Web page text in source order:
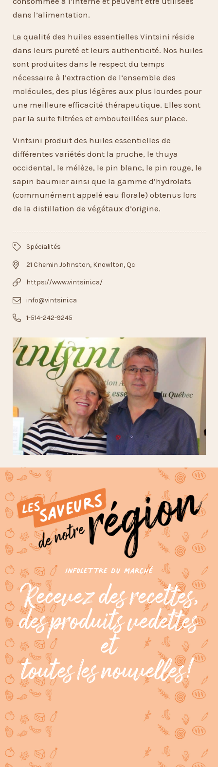
dans l’alimentation.
La qualité des huiles essentielles Vintsini réside
dans leurs pureté et leurs authenticité. Nos huiles
sont produites dans le respect du temps
nécessaire à l’extraction de l’ensemble des
molécules, des plus légères aux plus lourdes pour
une meilleure efficacité thérapeutique. Elles sont
par la suite filtrées et embouteillées sur place.
Vintsini produit des huiles essentielles de
différentes variétés dont la pruche, le thuya
occidental, le mélèze, le pin blanc, le pin rouge, le
sapin baumier ainsi que la gamme d’hydrolats
(communément appelé eau florale) obtenus lors
de la distillation de végétaux d’origine.
Spécialités
21 Chemin Johnston, Knowlton, Qc
https://www.vintsini.ca/
info@vintsini.ca
1-514-242-9245
infolettre du marché
Recevez des recettes,
des produits vedettes
et
toutes les nouvelles!